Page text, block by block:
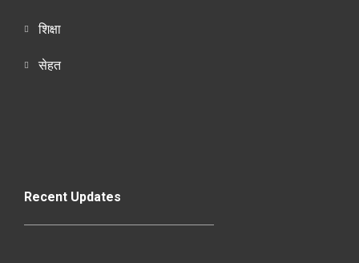
शिक्षा
सेहत
Recent Updates